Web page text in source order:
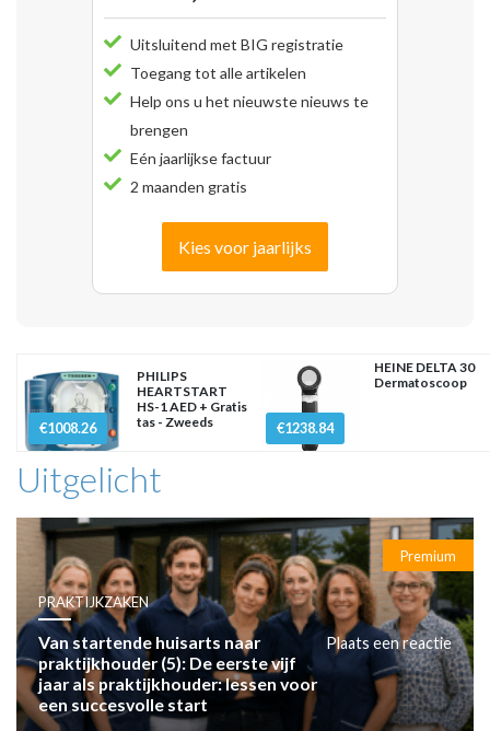
Uitsluitend met BIG registratie
Toegang tot alle artikelen
Help ons u het nieuwste nieuws te
brengen
Eén jaarlijkse factuur
2 maanden gratis
Kies voor jaarlijks
€1008.26
PHILIPS
HEARTSTART
HS-1 AED + Gratis
tas - Zweeds
€1238.84
HEINE DELTA 30
Dermatoscoop
Uitgelicht
Premium
PRAKTIJKZAKEN
Van startende huisarts naar
praktijkhouder (5): De eerste vijf
jaar als praktijkhouder: lessen voor
een succesvolle start
Plaats een reactie